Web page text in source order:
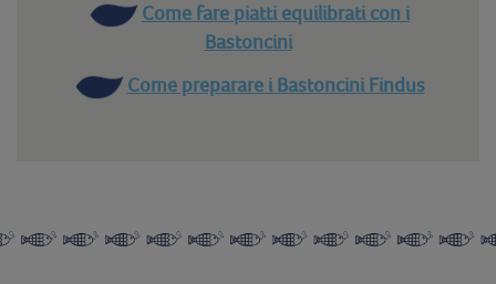
Come fare piatti equilibrati con i
Bastoncini
Come preparare i Bastoncini Findus